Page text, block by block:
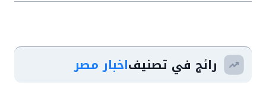
رائج في تصنيفاخبار مصر